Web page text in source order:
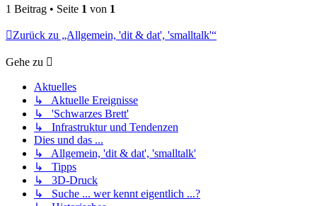
1 Beitrag • Seite 1 von 1
Zurück zu „Allgemein, 'dit & dat', 'smalltalk'“
Gehe zu
Aktuelles
↳ Aktuelle Ereignisse
↳ 'Schwarzes Brett'
↳ Infrastruktur und Tendenzen
Dies und das ...
↳ Allgemein, 'dit & dat', 'smalltalk'
↳ Tipps
↳ 3D-Druck
↳ Suche ... wer kennt eigentlich ...?